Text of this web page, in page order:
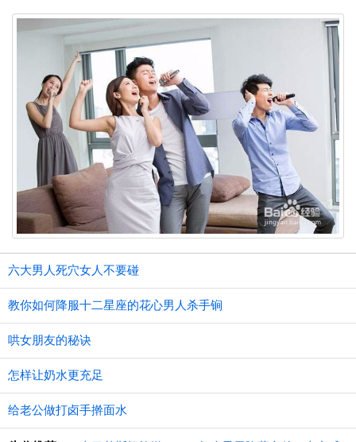
六大男人死穴女人不要碰
教你如何降服十二星座的花心男人杀手锏
哄女朋友的秘诀
怎样让奶水更充足
给老公做打卤手擀面水